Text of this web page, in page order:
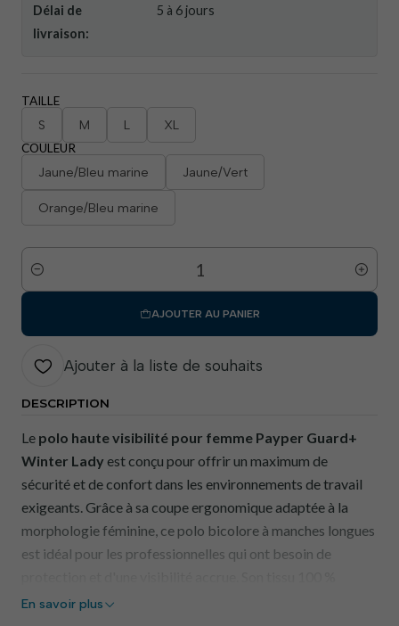
Délai de
livraison:
5 à 6 jours
TAILLE
S M L XL
COULEUR
Jaune/Bleu marine Jaune/Vert
Orange/Bleu marine
Quantité
AJOUTER AU PANIER
Ajouter à la liste de souhaits
DESCRIPTION
Le polo haute visibilité pour femme Payper Guard+
Winter Lady est conçu pour offrir un maximum de
sécurité et de confort dans les environnements de travail
exigeants. Grâce à sa coupe ergonomique adaptée à la
morphologie féminine, ce polo bicolore à manches longues
est idéal pour les professionnelles qui ont besoin de
polyester lui confère résistance et durabilité, tandis que sa
En savoir plus